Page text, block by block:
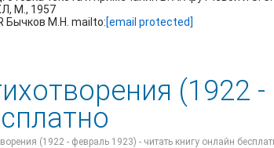
М., 1957
Бычков М.Н. mailto:[email protected]
(1922
(1922 - февраль 1923) - читать книгу онлайн